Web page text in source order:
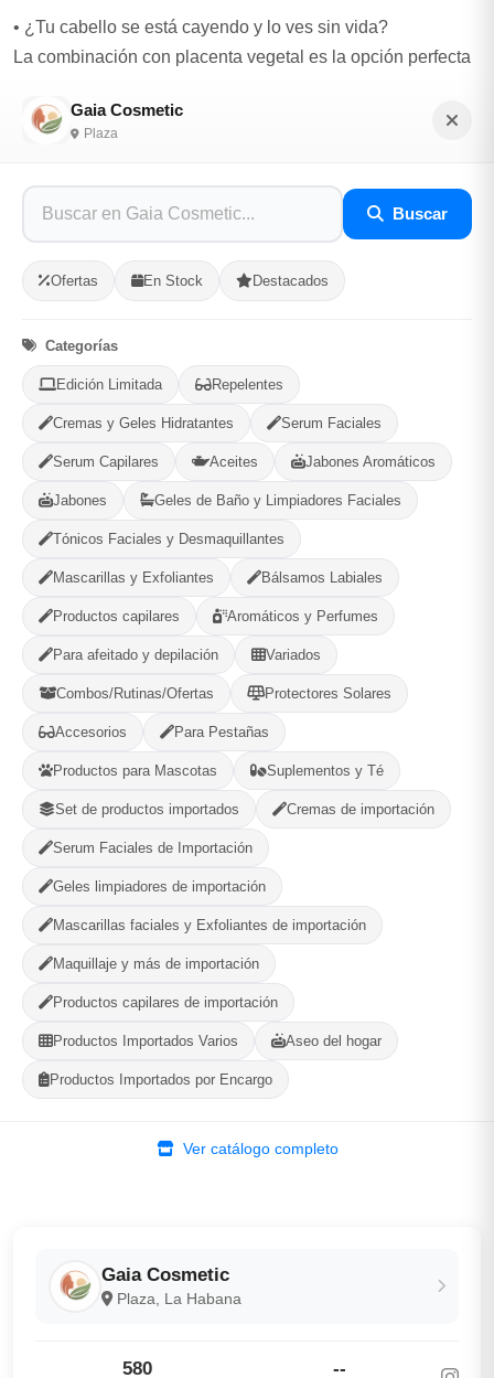
Gaia Cosmetic
Plaza
Buscar
Ofertas En Stock Destacados
Categorías
Edición Limitada Repelentes
Cremas y Geles Hidratantes Serum Faciales
Serum Capilares Aceites Jabones Aromáticos
Jabones Geles de Baño y Limpiadores Faciales
Tónicos Faciales y Desmaquillantes
Mascarillas y Exfoliantes Bálsamos Labiales
Productos capilares Aromáticos y Perfumes
Para afeitado y depilación Variados
Combos/Rutinas/Ofertas Protectores Solares
Accesorios Para Pestañas
Productos para Mascotas Suplementos y Té
Set de productos importados Cremas de importación
Serum Faciales de Importación
Geles limpiadores de importación
Mascarillas faciales y Exfoliantes de importación
Maquillaje y más de importación
Productos capilares de importación
Productos Importados Varios Aseo del hogar
Productos Importados por Encargo
Ver catálogo completo
• ¿Tu cabello se está cayendo y lo ves sin vida?
La combinación con placenta vegetal es la opción perfecta
la caída y revitaliza cada fibra capilar. ¡Recupera el
Con nuestras cremas de peinar + mascarillas, tu cabello no
solo lucirá increíble, ¡sino que estará más saludable que
✨ ¡Tu cabello merece lo mejor! ‍♀️
Elije el mas indicado para tu melena
Opciones de Envio
2 3
Selecciona tu ubicacion
PROVINCIA
MUNICIPIO
Categorías: Productos Frescos
MÉTODOS DE PAGO ACEPTADOS
Gaia Cosmetic
Plaza, La Habana
580 --